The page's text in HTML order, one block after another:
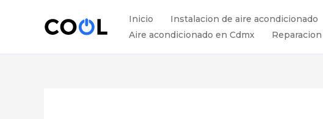
Inicio Instalacion de aire acondicionado
Aire acondicionado en Cdmx